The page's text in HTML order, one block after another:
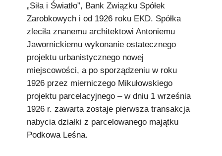
„Siła i Światło”, Bank Związku Spółek
Zarobkowych i od 1926 roku EKD. Spółka
zleciła znanemu architektowi Antoniemu
Jawornickiemu wykonanie ostatecznego
projektu urbanistycznego nowej
miejscowości, a po sporządzeniu w roku
1926 przez mierniczego Mikułowskiego
projektu parcelacyjnego – w dniu 1 września
1926 r. zawarta zostaje pierwsza transakcja
nabycia działki z parcelowanego majątku
Podkowa Leśna.